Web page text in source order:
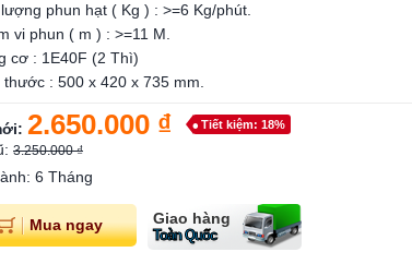
phun hạt ( Kg ) : >=6 Kg/phút.
vi phun ( m ) : >=11 M.
cơ : 1E40F (2 Thì)
: 500 x 420 x 735 mm.
2.650.000 ₫ Tiết kiệm: 18%
3.250.000 ₫
6 Tháng
Mua ngay Giao hàng
Toàn Quốc